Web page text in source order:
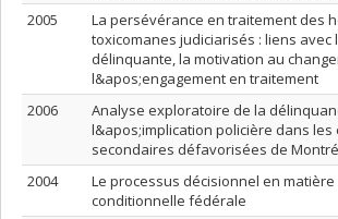
2005
La persévérance en traitement des
toxicomanes judiciarisés : liens avec
délinquante, la motivation au
l&apos;engagement en traitement
2006
Analyse exploratoire de la
l&apos;implication policière dans les
secondaires défavorisées de
2004
Le processus décisionnel en
conditionnelle fédérale